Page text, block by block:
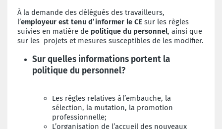
À la demande des délégués des travailleurs,
l’employeur est tenu d’informer le CE sur les règles
suivies en matière de politique du personnel, ainsi que
sur les projets et mesures susceptibles de les modifier.
Sur quelles informations portent la
politique du personnel?
Les règles relatives à l’embauche, la
sélection, la mutation, la promotion
professionnelle;
L’organisation de l’accueil des nouveaux